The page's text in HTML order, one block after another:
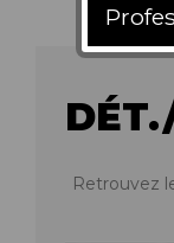
Retrouvez